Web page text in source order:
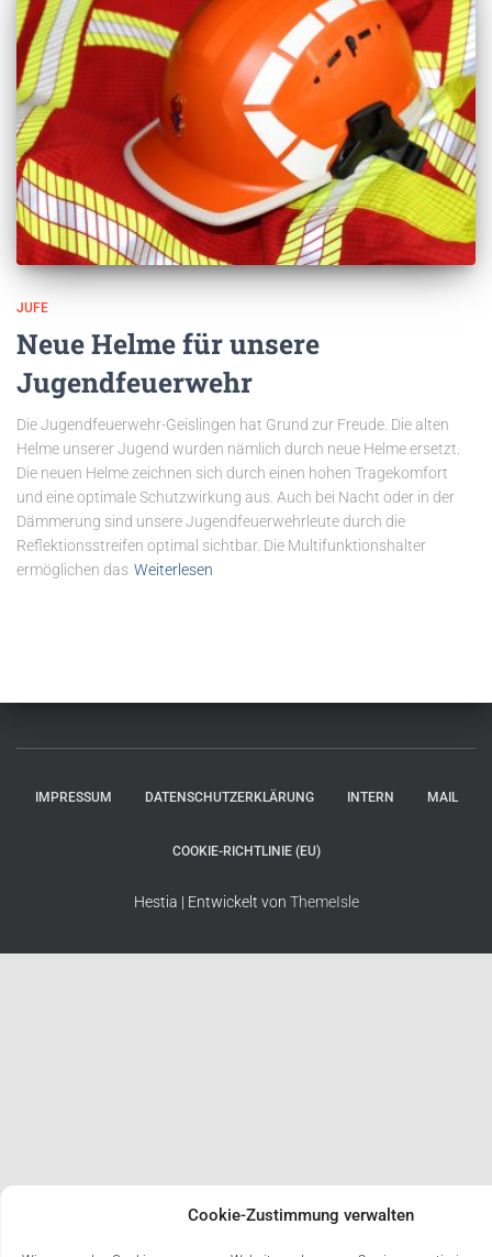
Cookie-Zustimmung verwalten
JUFE
Neue Helme für unsere
Jugendfeuerwehr
Die Jugendfeuerwehr-Geislingen hat Grund zur Freude. Die alten
Helme unserer Jugend wurden nämlich durch neue Helme ersetzt.
Die neuen Helme zeichnen sich durch einen hohen Tragekomfort
und eine optimale Schutzwirkung aus. Auch bei Nacht oder in der
Dämmerung sind unsere Jugendfeuerwehrleute durch die
Reflektionsstreifen optimal sichtbar. Die Multifunktionshalter
ermöglichen das Weiterlesen
IMPRESSUM DATENSCHUTZERKLÄRUNG INTERN MAIL
COOKIE-RICHTLINIE (EU)
Hestia | Entwickelt von ThemeIsle